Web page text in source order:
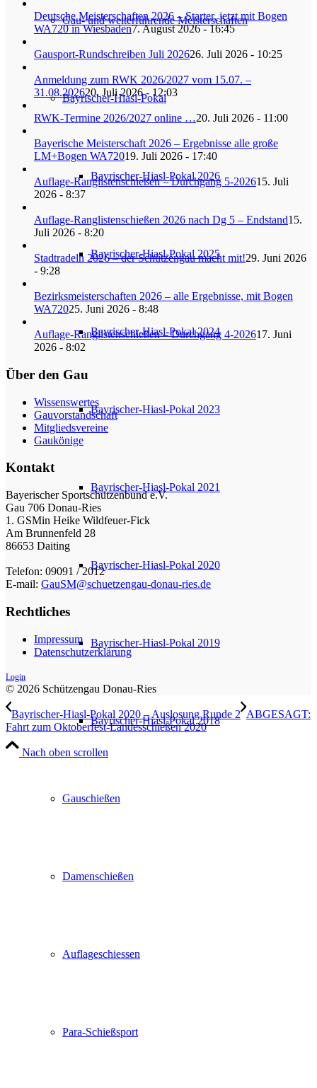
Gau- und weiterführende Meisterschaften
Bayrischer-Hiasl-Pokal
Bayrischer-Hiasl-Pokal 2026
Bayrischer-Hiasl-Pokal 2025
Bayrischer-Hiasl-Pokal 2024
Bayrischer-Hiasl-Pokal 2023
Bayrischer-Hiasl-Pokal 2021
Bayrischer-Hiasl-Pokal 2020
Bayrischer-Hiasl-Pokal 2019
Bayrischer-Hiasl-Pokal 2018
Gauschießen
Damenschießen
Auflageschiessen
Para-Schießsport
Deutsche Meisterschaften 2026 – Starter, jetzt mit Bogen
WA720 in Wiesbaden7. August 2026 - 16:45
Gausport-Rundschreiben Juli 202626. Juli 2026 - 10:25
Anmeldung zum RWK 2026/2027 vom 15.07. –
31.08.202620. Juli 2026 - 12:03
RWK-Termine 2026/2027 online …20. Juli 2026 - 11:00
Bayerische Meisterschaft 2026 – Ergebnisse alle große
LM+Bogen WA72019. Juli 2026 - 17:40
Auflage-Ranglistenschießen – Durchgang 5-202615. Juli
2026 - 8:37
Auflage-Ranglistenschießen 2026 nach Dg 5 – Endstand15.
Juli 2026 - 8:20
Stadtradeln 2026 – der Schützengau macht mit!29. Juni 2026
- 9:28
Bezirksmeisterschaften 2026 – alle Ergebnisse, mit Bogen
WA72025. Juni 2026 - 8:48
Auflage-Ranglistenschießen – Durchgang 4-202617. Juni
2026 - 8:02
Über den Gau
Wissenswertes
Gauvorstandschaft
Mitgliedsvereine
Gaukönige
Kontakt
Bayerischer Sportschützenbund e.V.
Gau 706 Donau-Ries
1. GSMin Heike Wildfeuer-Fick
Am Brunnenfeld 28
86653 Daiting
Telefon: 09091 / 2012
E-mail: GauSM@schuetzengau-donau-ries.de
Rechtliches
Impressum
Datenschutzerklärung
Login
© 2026 Schützengau Donau-Ries
Bayrischer-Hiasl-Pokal 2020 – Auslosung Runde 2 ABGESAGT:
Fahrt zum Oktoberfest-Landesschießen 2020
Nach oben scrollen